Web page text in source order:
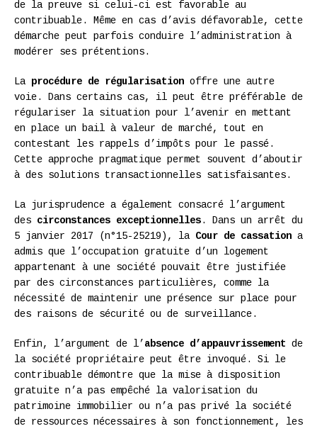
de la preuve si celui-ci est favorable au
contribuable. Même en cas d’avis défavorable, cette
démarche peut parfois conduire l’administration à
modérer ses prétentions.
La procédure de régularisation offre une autre
voie. Dans certains cas, il peut être préférable de
régulariser la situation pour l’avenir en mettant
en place un bail à valeur de marché, tout en
contestant les rappels d’impôts pour le passé.
Cette approche pragmatique permet souvent d’aboutir
à des solutions transactionnelles satisfaisantes.
La jurisprudence a également consacré l’argument
des circonstances exceptionnelles. Dans un arrêt du
5 janvier 2017 (n°15-25219), la Cour de cassation a
admis que l’occupation gratuite d’un logement
appartenant à une société pouvait être justifiée
par des circonstances particulières, comme la
nécessité de maintenir une présence sur place pour
des raisons de sécurité ou de surveillance.
Enfin, l’argument de l’ absence d’appauvrissement de
la société propriétaire peut être invoqué. Si le
contribuable démontre que la mise à disposition
gratuite n’a pas empêché la valorisation du
patrimoine immobilier ou n’a pas privé la société
de ressources nécessaires à son fonctionnement, les